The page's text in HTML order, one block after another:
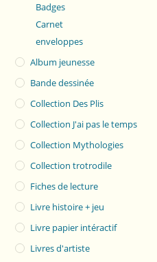
Badges
Carnet
enveloppes
Album jeunesse
Bande dessinée
Collection Des Plis
Collection J'ai pas le temps
Collection Mythologies
Collection trotrodile
Fiches de lecture
Livre histoire + jeu
Livre papier intéractif
Livres d'artiste